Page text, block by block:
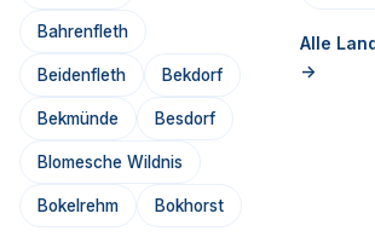
Bahrenfleth
Beidenfleth Bekdorf
Bekmünde Besdorf
Blomesche Wildnis
Bokelrehm Bokhorst
Alle
->